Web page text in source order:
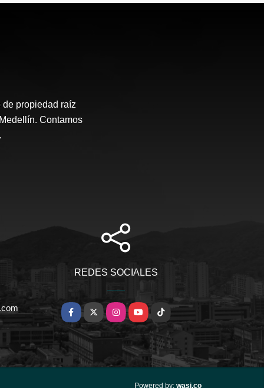
propiedad raíz
Contamos
REDES SOCIALES
Facebook
X InstagramYouTubeTikTok
Powered by: wasi.co